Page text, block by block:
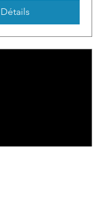
Détails